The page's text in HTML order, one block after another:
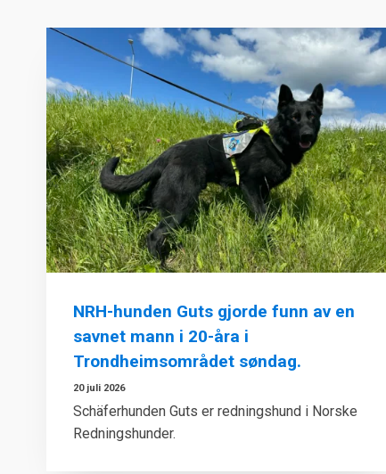
NRH-hunden Guts gjorde funn av en
savnet mann i 20-åra i
Trondheimsområdet søndag.
20 juli 2026
Schäferhunden Guts er redningshund i Norske
Redningshunder.